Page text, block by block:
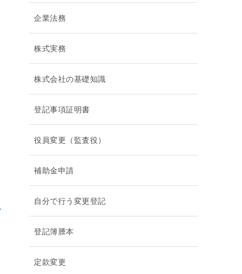
企業法務
株式実務
株式会社の基礎知識
登記事項証明書
役員変更（監査役）
補助金申請
自分で行う変更登記
登記簿謄本
定款変更